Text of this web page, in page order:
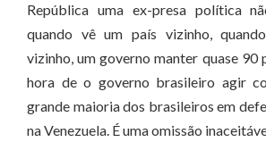
República uma ex-presa política
quando vê um país vizinho,
vizinho, um governo manter quase 90
hora de o governo brasileiro agir
grande maioria dos brasileiros em
na Venezuela. É uma omissão